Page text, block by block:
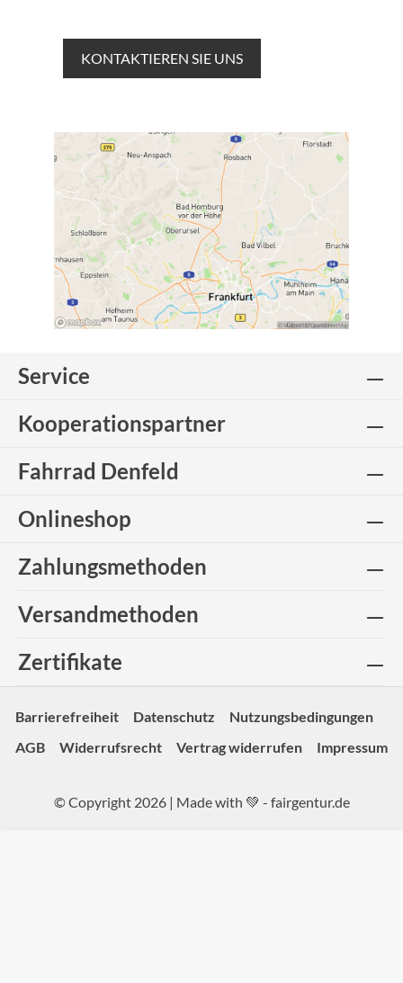
KONTAKTIEREN SIE UNS
Service
Kooperationspartner
Fahrrad Denfeld
Onlineshop
Zahlungsmethoden
Versandmethoden
Zertifikate
Barrierefreiheit Datenschutz
Nutzungsbedingungen
AGB
Widerrufsrecht Vertrag widerrufen Impressum
© Copyright 2026 | Made with 💚 - fairgentur.de